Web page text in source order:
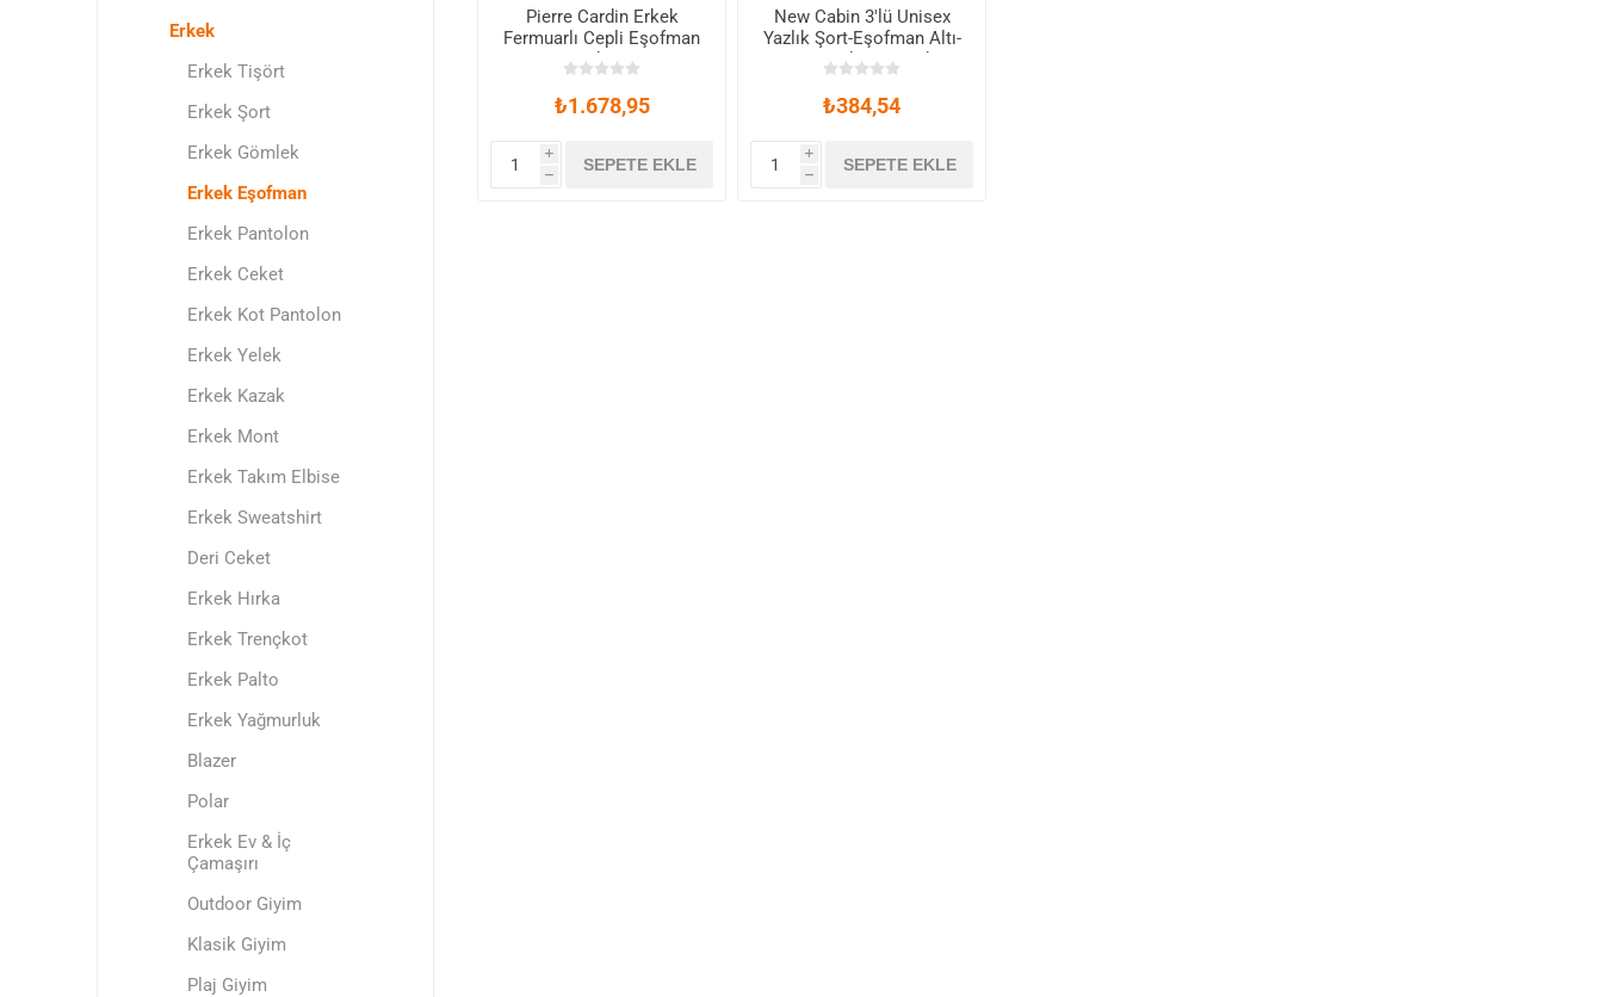
Pierre Cardin Erkek
Fermuarlı Cepli Eşofman
Takım
₺1.678,95
i
h
SEPETE EKLE
New Cabin 3'lü Unisex
Yazlık Şort-Eşofman Altı-
Tişört Slim Fit Jrdn
Alt Üst
₺384,54
i
h
SEPETE EKLE
Erkek
Erkek Tişört
Erkek Şort
Erkek Gömlek
Erkek Eşofman
Erkek Pantolon
Erkek Ceket
Erkek Kot Pantolon
Erkek Yelek
Erkek Kazak
Erkek Mont
Erkek Takım Elbise
Erkek Sweatshirt
Deri Ceket
Erkek Hırka
Erkek Trençkot
Erkek Palto
Erkek Yağmurluk
Blazer
Polar
Erkek Ev & İç
Çamaşırı
Outdoor Giyim
Klasik Giyim
Plaj Giyim